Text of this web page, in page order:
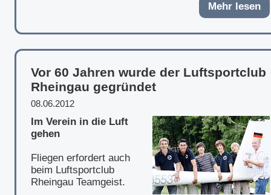
Mehr lesen
Vor 60 Jahren wurde der Luftsportclub
Rheingau gegründet
08.06.2012
Im Verein in die Luft
gehen
Fliegen erfordert auch
beim Luftsportclub
Rheingau Teamgeist.